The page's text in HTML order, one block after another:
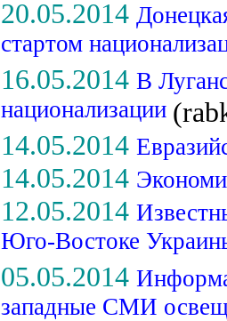
20.05.2014
стартом
16.05.2014 В
национализации
14.05.2014
14.05.2014
12.05.2014
Юго-Востоке
05.05.2014
западные СМИ